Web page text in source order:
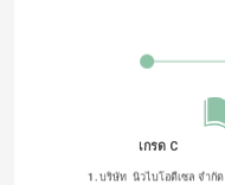
1. บริษัท  นิวไบโอดีเซล จำกัด
เกรด C